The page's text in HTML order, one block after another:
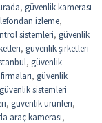
, güvenlik kamerası
izleme,
sistemleri, güvenlik
, güvenlik şirketleri
, güvenlik
, güvenlik
güvenlik sistemleri
, güvenlik ürünleri,
araç kamerası,